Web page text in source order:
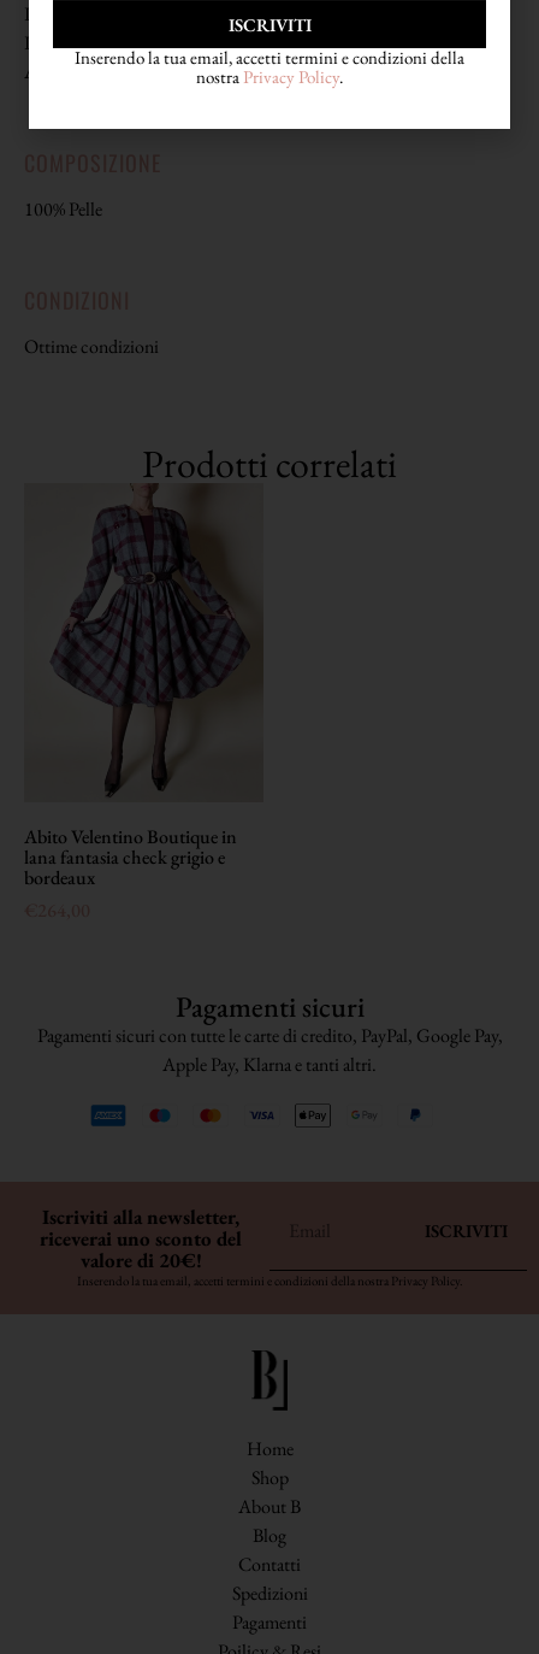
Lunghezza 87 cm
Lunghezza con fibbia 91
Altezza 3,5
100% Pelle
Ottime condizioni
Prodotti correlati
Abito Velentino Boutique in
lana fantasia check grigio e
bordeaux
Pagamenti sicuri
Pagamenti sicuri con tutte le carte di credito, PayPal, Google Pay,
Apple Pay, Klarna e tanti altri.
Iscriviti alla newsletter,
riceverai uno sconto del
valore di 20€!
ISCRIVITI
Inserendo la tua email, accetti termini e condizioni della nostra Privacy Policy
Home
Shop
About B
Blog
Contatti
Spedizioni
Pagamenti
ISCRIVITI
Inserendo la tua email, accetti termini e condizioni della
nostra Privacy Policy.